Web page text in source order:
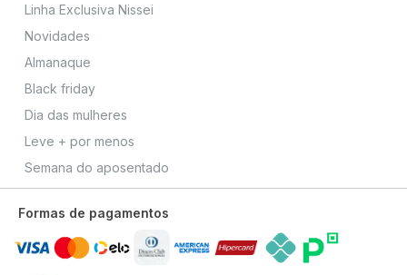
Linha Exclusiva Nissei
Novidades
Almanaque
Black friday
Dia das mulheres
Leve + por menos
Semana do aposentado
Formas de pagamentos